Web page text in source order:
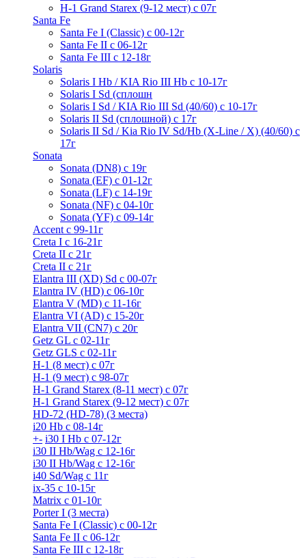
H-1 Grand Starex (9-12 мест) с 07г
Santa Fe
Santa Fe I (Classic) с 00-12г
Santa Fe II с 06-12г
Santa Fe III c 12-18г
Solaris
Solaris I Hb / KIA Rio III Hb с 10-17г
Solaris I Sd (сплошн
Solaris I Sd / KIA Rio III Sd (40/60) с 10-17г
Solaris II Sd (сплошной) с 17г
Solaris II Sd / Kia Rio IV Sd/Hb (X-Line / X) (40/60) с
17г
Sonata
Sonata (DN8) с 19г
Sonata (EF) с 01-12г
Sonata (LF) с 14-19г
Sonata (NF) с 04-10г
Sonata (YF) с 09-14г
Accent с 99-11г
Creta I с 16-21г
Creta II с 21г
Creta II с 21г
Elantra III (XD) Sd c 00-07г
Elantra IV (HD) с 06-10г
Elantra V (MD) c 11-16г
Elantra VI (AD) с 15-20г
Elantra VII (CN7) с 20г
Getz GL с 02-11г
Getz GLS с 02-11г
H-1 (8 мест) c 07г
H-1 (9 мест) c 98-07г
H-1 Grand Starex (8-11 мест) с 07г
H-1 Grand Starex (9-12 мест) с 07г
HD-72 (HD-78) (3 места)
i20 Hb с 08-14г
+- i30 I Hb с 07-12г
i30 II Hb/Wag с 12-16г
i30 II Hb/Wag с 12-16г
i40 Sd/Wag с 11г
ix-35 с 10-15г
Matrix с 01-10г
Porter I (3 места)
Santa Fe I (Classic) с 00-12г
Santa Fe II с 06-12г
Santa Fe III c 12-18г